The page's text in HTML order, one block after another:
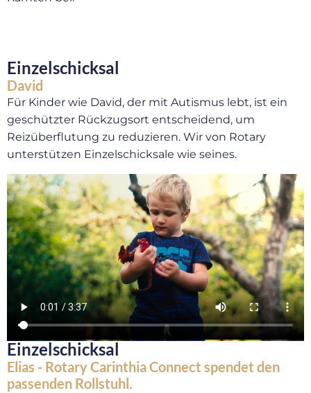
Einzelschicksal
David
Für Kinder wie David, der mit Autismus lebt, ist ein
geschützter Rückzugsort entscheidend, um
Reizüberflutung zu reduzieren. Wir von Rotary
unterstützen Einzelschicksale wie seines.
Einzelschicksal
Elias - Rotary Carinthia Connect spendet den
passenden Rollstuhl.